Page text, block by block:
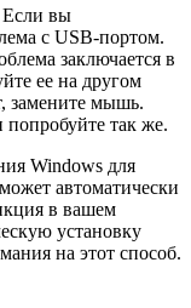
Если вы
с USB-портом.
заключается в
ее на другом
замените мышь.
так же.
Windows для
автоматически
в вашем
установку
на этот способ.